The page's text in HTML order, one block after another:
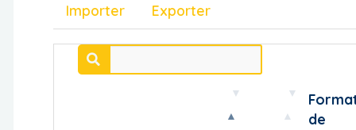
Importer Exporter
de